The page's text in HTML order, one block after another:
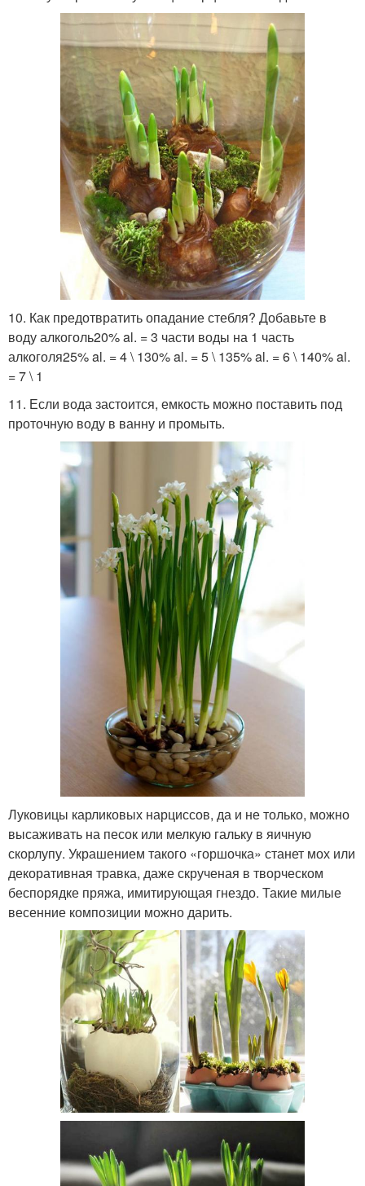
10. Как предотвратить опадание стебля? Добавьте в
воду алкоголь20% al. = 3 части воды на 1 часть
алкоголя25% al. = 4 \ 130% al. = 5 \ 135% al. = 6 \ 140% al.
= 7 \ 1
11. Если вода застоится, емкость можно поставить под
проточную воду в ванну и промыть.
Луковицы карликовых нарциссов, да и не только, можно
высаживать на песок или мелкую гальку в яичную
скорлупу. Украшением такого «горшочка» станет мох или
декоративная травка, даже скрученая в творческом
беспорядке пряжа, имитирующая гнездо. Такие милые
весенние композиции можно дарить.